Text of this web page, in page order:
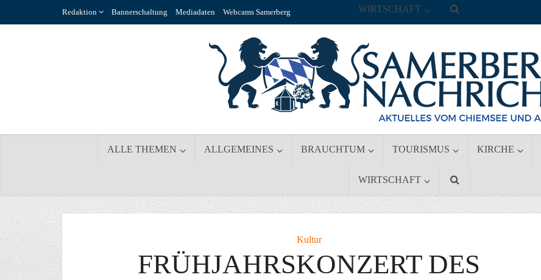
Redaktion Bannerschaltung Mediadaten Webcams Samerberg
ALLE THEMEN ALLGEMEINES BRAUCHTUM TOURISMUS KIRCHE
WIRTSCHAFT
WIRTSCHAFT
Kultur
FRÜHJAHRSKONZERT DES